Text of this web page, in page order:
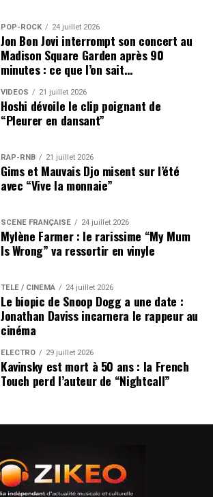
POP-ROCK 24 juillet 2026
Jon Bon Jovi interrompt son concert au
Madison Square Garden après 90
minutes : ce que l’on sait…
VIDEOS 21 juillet 2026
Hoshi dévoile le clip poignant de
“Pleurer en dansant”
RAP-RNB 21 juillet 2026
Gims et Mauvais Djo misent sur l’été
avec “Vive la monnaie”
SCÈNE FRANÇAISE 24 juillet 2026
Mylène Farmer : le rarissime “My Mum
Is Wrong” va ressortir en vinyle
TÉLÉ / CINÉMA 24 juillet 2026
Le biopic de Snoop Dogg a une date :
Jonathan Daviss incarnera le rappeur au
cinéma
ÉLECTRO 29 juillet 2026
Kavinsky est mort à 50 ans : la French
Touch perd l’auteur de “Nightcall”